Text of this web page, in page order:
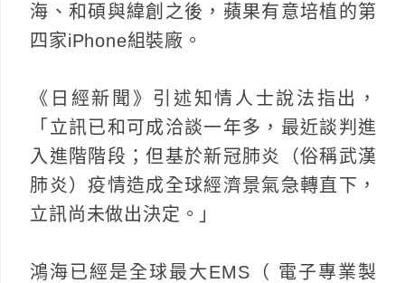
海、和碩與緯創之後，蘋果有意培植的第
四家iPhone組裝廠。
《日經新聞》引述知情人士說法指出，
「立訊已和可成洽談一年多，最近談判進
入進階階段；但基於新冠肺炎（俗稱武漢
肺炎）疫情造成全球經濟景氣急轉直下，
立訊尚未做出決定。」
鴻海已經是全球最大EMS（ 電子專業製